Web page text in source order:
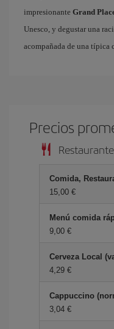
impresionante Grand
Unesco, y degustar una
acompañada de una típica
Precios
Comida,
15,00 €
Menú comida
9,00 €
Cerveza Local
4,29 €
Cappuccino
3,04 €